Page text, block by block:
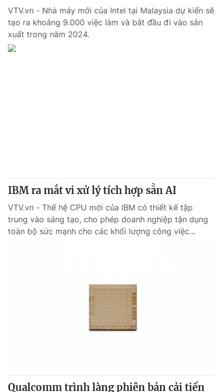
thông tin từ website này.
VTV.vn - Nhà máy mới của Intel tại Malaysia dự kiến sẽ
tạo ra khoảng 9.000 việc làm và bắt đầu đi vào sản
xuất trong năm 2024.
IBM ra mắt vi xử lý tích hợp sẵn AI
VTV.vn - Thế hệ CPU mới của IBM có thiết kế tập
trung vào sáng tạo, cho phép doanh nghiệp tận dụng
toàn bộ sức mạnh cho các khối lượng công việc...
Qualcomm trình làng phiên bản cải tiến